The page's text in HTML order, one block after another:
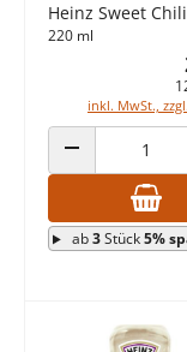
Heinz Sweet
220 ml
inkl. MwSt.,
ANZAHL
ab3Stück5%